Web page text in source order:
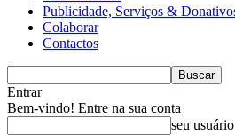
Publicidade, Serviços &
Colaborar
Contactos
Entrar
Bem-vindo! Entre na sua conta
seu usuário